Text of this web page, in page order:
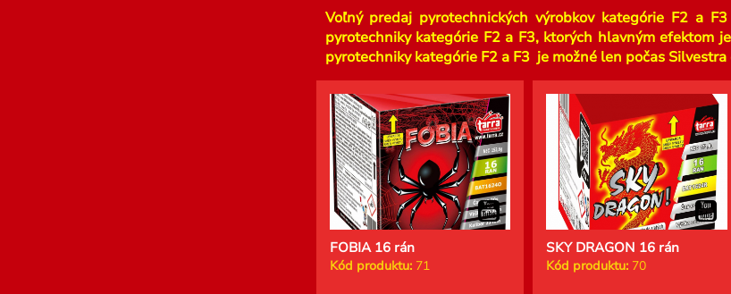
Voľný predaj pyrotechnických výrobkov kategórie F2 a
pyrotechniky kategórie F2 a F3, ktorých hlavným efektom
pyrotechniky kategórie F2 a F3 je možné len počas
FOBIA 16 rán
Kód produktu:71
SKY DRAGON 16 rán
Kód produktu: 70